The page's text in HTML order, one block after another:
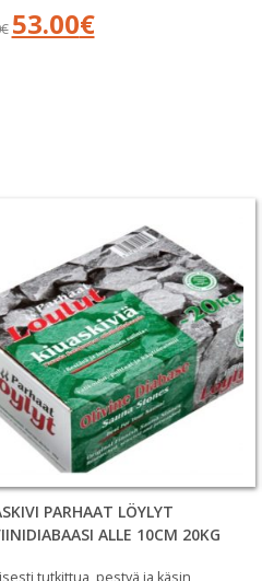
€
Alkuperäinen
hinta
53.00€Nykyinen
hinta
PARHAAT LÖYLYT
ALLE 10CM 20KG
tutkittua, pestyä ja käsin